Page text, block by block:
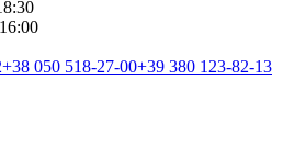
+38 050 518-27-00+39 380 123-82-13